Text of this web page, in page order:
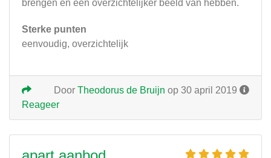
brengen en een overzichtelijker beeld van hebben.
Sterke punten
eenvoudig, overzichtelijk
Door Theodorus de Bruijn op 30 april 2019
Reageer